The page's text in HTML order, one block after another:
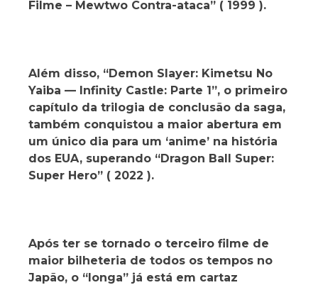
Filme – Mewtwo Contra-ataca” ( 1999 ).
Além disso, “Demon Slayer: Kimetsu No
Yaiba — Infinity Castle: Parte 1”, o primeiro
capítulo da trilogia de conclusão da saga,
também conquistou a maior abertura em
um único dia para um ‘anime’ na história
dos EUA, superando “Dragon Ball Super:
Super Hero” ( 2022 ).
Após ter se tornado o terceiro filme de
maior bilheteria de todos os tempos no
Japão, o “longa” já está em cartaz